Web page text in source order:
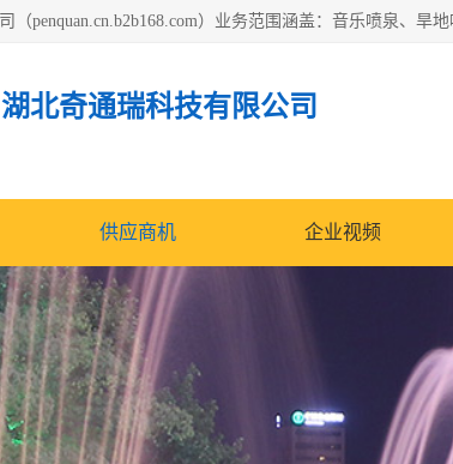
湖北奇通瑞科技有限公司
供应商机 企业视频